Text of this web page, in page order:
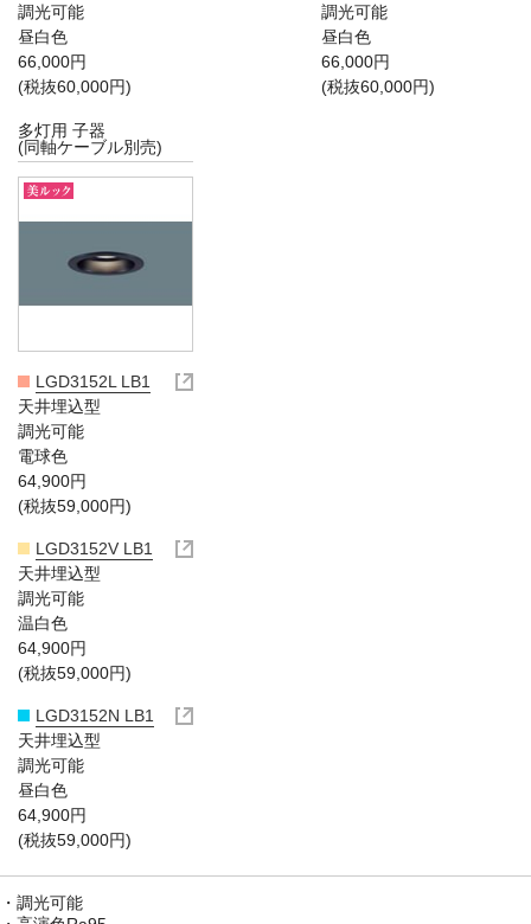
調光可能
昼白色
66,000円
(税抜60,000円)
調光可能
昼白色
66,000円
(税抜60,000円)
多灯用 子器
(同軸ケーブル別売)
LGD3152L LB1
天井埋込型
調光可能
電球色
64,900円
(税抜59,000円)
LGD3152V LB1
天井埋込型
調光可能
温白色
64,900円
(税抜59,000円)
LGD3152N LB1
天井埋込型
調光可能
昼白色
64,900円
(税抜59,000円)
調光可能